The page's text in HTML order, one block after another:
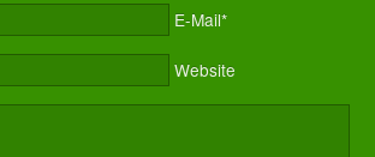
E-Mail*
Website